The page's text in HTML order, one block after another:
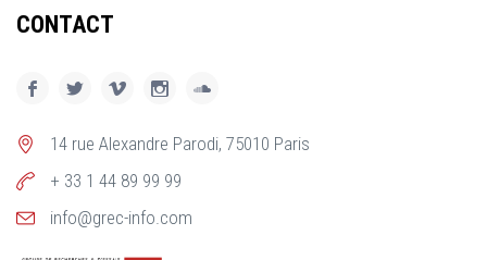
CONTACT
14 rue Alexandre Parodi, 75010 Paris
+ 33 1 44 89 99 99
info@grec-info.com